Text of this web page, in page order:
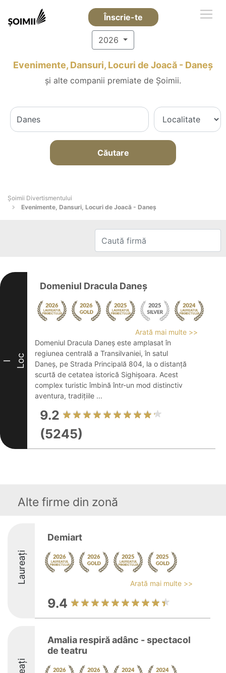
Înscrie-te
2026
Evenimente, Dansuri, Locuri de Joacă - Daneş
și alte companii premiate de Șoimii.
Căutare
Şoimii Divertismentului
Evenimente, Dansuri, Locuri de Joacă - Daneş
I Loc
Domeniul Dracula Daneș
Arată mai multe >>
Domeniul Dracula Daneș este amplasat în
regiunea centrală a Transilvaniei, în satul
Daneș, pe Strada Principală 804, la o distanță
scurtă de cetatea istorică Sighișoara. Acest
complex turistic îmbină într-un mod distinctiv
aventura, tradițiile ...
9.2
(5245)
Alte firme din zonă
Laureați
Demiart
Arată mai multe >>
9.4
Amalia respiră adânc - spectacol
de teatru